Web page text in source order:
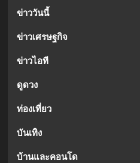
ข่าววันนี้
ข่าวเศรษฐกิจ
ข่าวไอที
ดูดวง
ท่องเที่ยว
บันเทิง
บ้านและคอนโด